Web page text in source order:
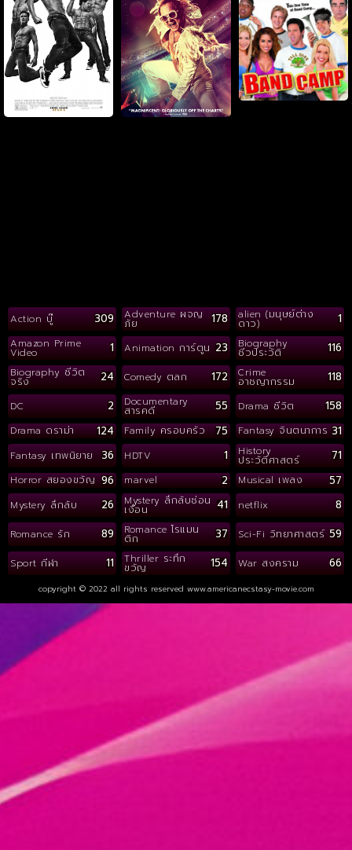
Action บู๊ 309 Adventure ผจญ
ภัย 178 alien (มนุษย์ต่าง
ดาว) 1
Amazon Prime
Video 1 Animation การ์ตูน 23 Biography
ชีวประวัติ 116
Biography ชีวิต
จริง 24 Comedy ตลก 172 Crime
อาชญากรรม 118
DC 2 Documentary
สารคดี 55 Drama ชีวิต 158
Drama ดราม่า 124 Family ครอบครัว 75 Fantasy จินตนาการ 31
Fantasy เทพนิยาย 36 HDTV 1 History
ประวัติศาสตร์ 71
Horror สยองขวัญ 96 marvel 2 Musical เพลง 57
Mystery ลึกลับ 26 Mystery ลึกลับซ่อน
เงื่อน 41 netflix 8
Romance รัก 89 Romance โรแมน
ติก 37 Sci-Fi วิทยาศาสตร์ 59
Sport กีฬา 11 Thriller ระทึก
ขวัญ 154 War สงคราม 66
copyright © 2022 all rights reserved www.americanecstasy-movie.com